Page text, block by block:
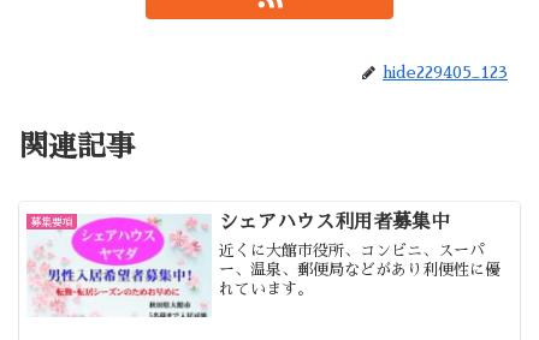
hide229405_123
関連記事
募集要項 シェアハウス利用者募集中
近くに大館市役所、コンビニ、スーパ
ー、温泉、郵便局などがあり利便性に優
れています。